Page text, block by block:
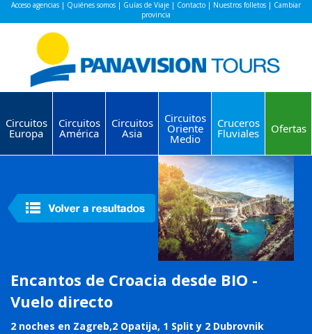
Acceso agencias | Quiénes somos | Guías de Viaje | Contacto | Nuestros folletos | Cambiar
provincia
Circuitos
Europa
Circuitos
América
Circuitos
Asia
Circuitos
Oriente
Medio
Cruceros
Fluviales Ofertas
Encantos de Croacia desde BIO -
Vuelo directo
2 noches en Zagreb,2 Opatija, 1 Split y 2 Dubrovnik